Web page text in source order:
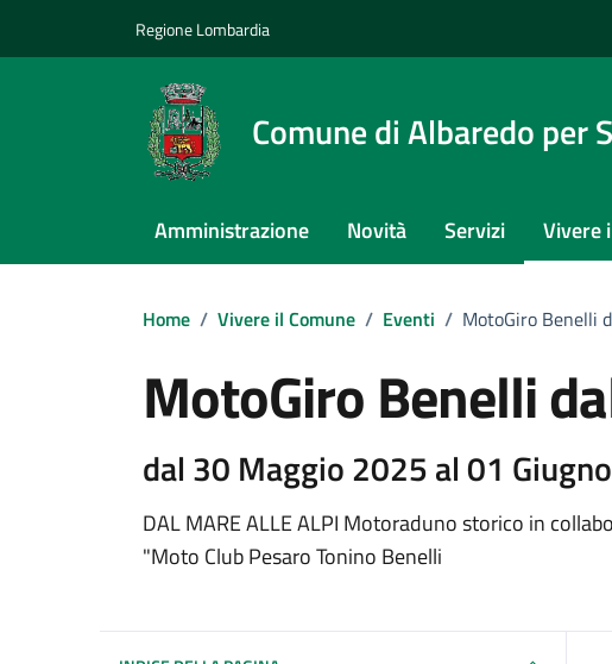
Regione Lombardia
Comune di Albaredo per
Amministrazione Novità Servizi Vivere
Home / Vivere il Comune / Eventi / MotoGiro Benelli
MotoGiro Benelli
dal 30 Maggio 2025 al 01
DAL MARE ALLE ALPI Motoraduno storico in
"Moto Club Pesaro Tonino Benelli